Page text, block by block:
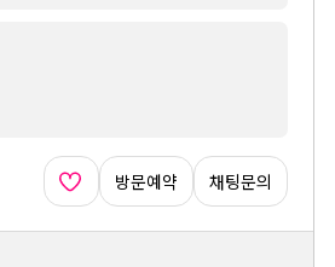
방문예약 채팅문의